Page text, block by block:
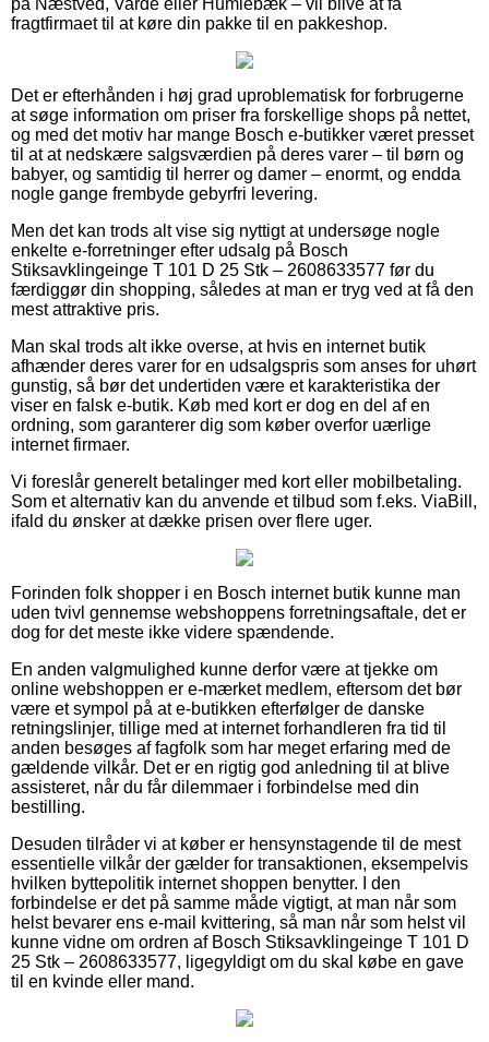
fragtfirmaet til at køre din pakke til en pakkeshop.
Det er efterhånden i høj grad uproblematisk for forbrugerne
at søge information om priser fra forskellige shops på nettet,
og med det motiv har mange Bosch e-butikker været presset
til at at nedskære salgsværdien på deres varer – til børn og
babyer, og samtidig til herrer og damer – enormt, og endda
nogle gange frembyde gebyrfri levering.
Men det kan trods alt vise sig nyttigt at undersøge nogle
enkelte e-forretninger efter udsalg på Bosch
Stiksavklingeinge T 101 D 25 Stk – 2608633577 før du
færdiggør din shopping, således at man er tryg ved at få den
mest attraktive pris.
Man skal trods alt ikke overse, at hvis en internet butik
afhænder deres varer for en udsalgspris som anses for uhørt
gunstig, så bør det undertiden være et karakteristika der
viser en falsk e-butik. Køb med kort er dog en del af en
ordning, som garanterer dig som køber overfor uærlige
internet firmaer.
Vi foreslår generelt betalinger med kort eller mobilbetaling.
Som et alternativ kan du anvende et tilbud som f.eks. ViaBill,
ifald du ønsker at dække prisen over flere uger.
Forinden folk shopper i en Bosch internet butik kunne man
uden tvivl gennemse webshoppens forretningsaftale, det er
dog for det meste ikke videre spændende.
En anden valgmulighed kunne derfor være at tjekke om
online webshoppen er e-mærket medlem, eftersom det bør
være et sympol på at e-butikken efterfølger de danske
retningslinjer, tillige med at internet forhandleren fra tid til
anden besøges af fagfolk som har meget erfaring med de
gældende vilkår. Det er en rigtig god anledning til at blive
assisteret, når du får dilemmaer i forbindelse med din
bestilling.
Desuden tilråder vi at køber er hensynstagende til de mest
essentielle vilkår der gælder for transaktionen, eksempelvis
hvilken byttepolitik internet shoppen benytter. I den
forbindelse er det på samme måde vigtigt, at man når som
helst bevarer ens e-mail kvittering, så man når som helst vil
kunne vidne om ordren af Bosch Stiksavklingeinge T 101 D
25 Stk – 2608633577, ligegyldigt om du skal købe en gave
til en kvinde eller mand.